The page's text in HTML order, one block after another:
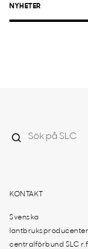
NYHETER
KONTAKT
Svenska
centralförbund SLC r.f.